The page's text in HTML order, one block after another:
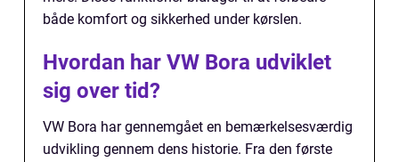
både komfort og sikkerhed under kørslen.
Hvordan har VW Bora udviklet
sig over tid?
VW Bora har gennemgået en bemærkelsesværdig
udvikling gennem dens historie. Fra den første